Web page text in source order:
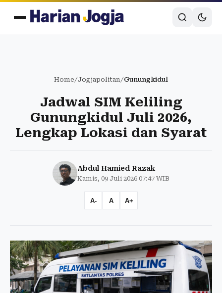
Home/Jogjapolitan/Gunungkidul
Jadwal SIM Keliling
Gunungkidul Juli 2026,
Lengkap Lokasi dan Syarat
Abdul Hamied Razak
Kamis, 09 Juli 2026 07:47 WIB
A- A A+